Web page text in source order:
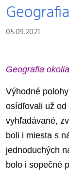
05.09.2021
Geografia
Výhodné
osídľovali už od
vyhľadávané,
boli i miesta s
jednoduchých
bolo i sopečné